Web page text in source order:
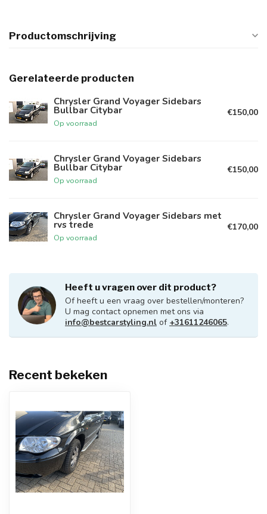
Productomschrijving
Gerelateerde producten
Chrysler Grand Voyager Sidebars
Bullbar Citybar
Op voorraad
€150,00
Chrysler Grand Voyager Sidebars
Bullbar Citybar
Op voorraad
€150,00
Chrysler Grand Voyager Sidebars met
rvs trede
Op voorraad
€170,00
Heeft u vragen over dit product?
Of heeft u een vraag over bestellen/monteren?
U mag contact opnemen met ons via
info@bestcarstyling.nl of +31611246065.
Recent bekeken